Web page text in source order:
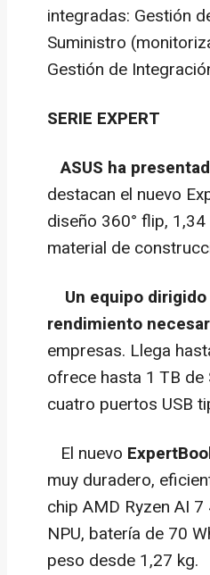
integradas: Gestión
Suministro
Gestión de
SERIE EXPERT
ASUS ha
destacan el nuevo
diseño 360° flip,
material de
Un equipo
rendimiento
empresas. Llega
ofrece hasta 1 TB de
cuatro puertos USB
El nuevo
muy duradero,
chip AMD Ryzen AI
NPU, batería de 70
peso desde 1,27 kg.